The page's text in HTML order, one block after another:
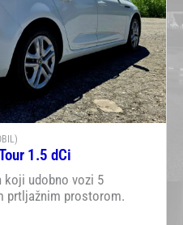
1.5 dCi
koji udobno vozi 5
prtljažnim prostorom.